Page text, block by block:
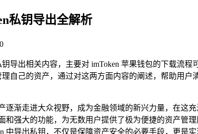
私钥导出全解析
0
导出相关内容，主要对 imToken 苹果钱包的下载流
自己的资产，通过对这两方面内容的阐述，帮助用户
逐渐走进大众视野，成为金融领域的新兴力量，在这
和强大的功能，为无数用户提供了极为便捷的资产管
中导出私钥，不仅是保障资产安全的必要手段，更是